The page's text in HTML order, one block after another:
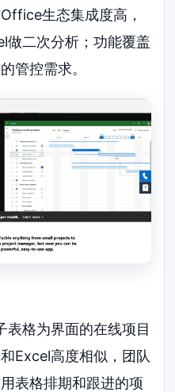
生态集成度高，
做二次分析；功能覆盖
管控需求。
格为界面的在线项目
Excel高度相似，团队
表格排期和跟进的项